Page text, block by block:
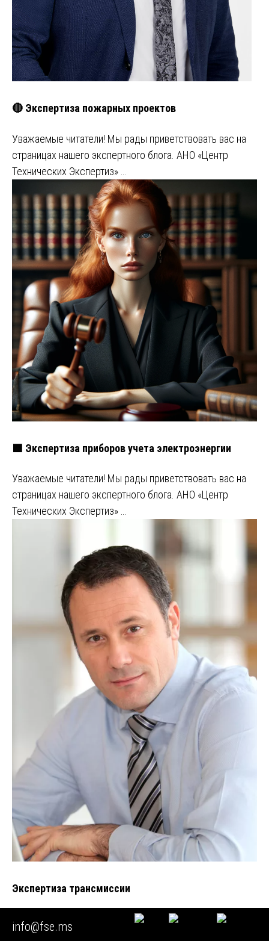
🔴 Экспертиза пожарных проектов
Уважаемые читатели! Мы рады приветствовать вас на
страницах нашего экспертного блога. АНО «Центр
Технических Экспертиз» …
🟩 Экспертиза приборов учета электроэнергии
Уважаемые читатели! Мы рады приветствовать вас на
страницах нашего экспертного блога. АНО «Центр
Технических Экспертиз» …
Экспертиза трансмиссии
Уважаемые читатели! Мы рады приветствовать вас на
страницах нашего экспертного блога. АНО «Центр
info@fse.ms